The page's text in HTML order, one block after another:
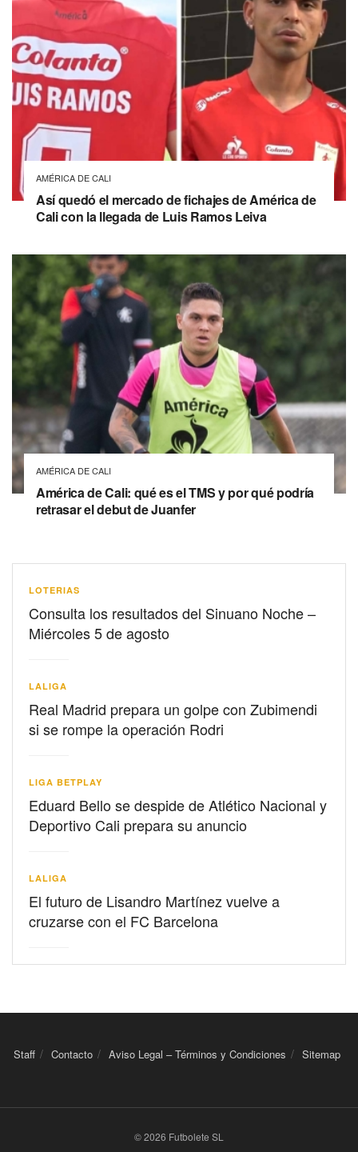
AMÉRICA DE CALI
Así quedó el mercado de fichajes de América de
Cali con la llegada de Luis Ramos Leiva
AMÉRICA DE CALI
América de Cali: qué es el TMS y por qué podría
retrasar el debut de Juanfer
LOTERIAS
Consulta los resultados del Sinuano Noche –
Miércoles 5 de agosto
LALIGA
Real Madrid prepara un golpe con Zubimendi
si se rompe la operación Rodri
LIGA BETPLAY
Eduard Bello se despide de Atlético Nacional y
Deportivo Cali prepara su anuncio
LALIGA
El futuro de Lisandro Martínez vuelve a
cruzarse con el FC Barcelona
Staff Contacto Aviso Legal – Términos y Condiciones Sitemap
© 2026 Futbolete SL